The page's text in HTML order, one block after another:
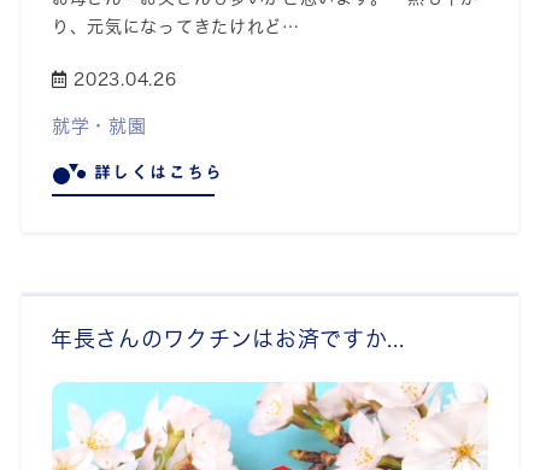
り、元気になってきたけれど…
2023.04.26
就学・就園
詳しくはこちら
年長さんのワクチンはお済ですか...